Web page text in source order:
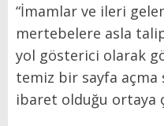
“İmamlar ve ileri
mertebelere asla
yol gösterici olarak
temiz bir sayfa açma
ibaret olduğu ortaya